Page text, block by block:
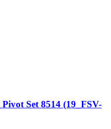
Set 8514 (19_FSV-